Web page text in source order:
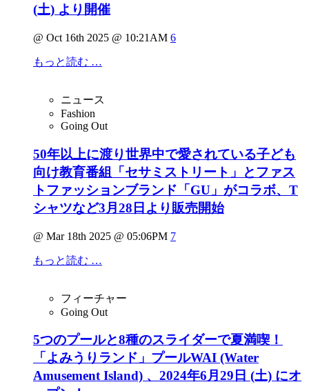
(土) より開催
@ Oct 16th 2025 @ 10:21AM 6
もっと読む …
ニュース
Fashion
Going Out
50年以上に渡り世界中で愛されている子ども
向け教育番組「セサミストリート」とファス
トファッションブランド「GU」がコラボ、T
シャツなど3月28日より販売開始
@ Mar 18th 2025 @ 05:06PM 7
もっと読む …
フィーチャー
Going Out
5つのプールと8種のスライダーで夏満喫！
「よみうりランド」プールWAI (Water
Amusement Island) 、2024年6月29日 (土) にオ